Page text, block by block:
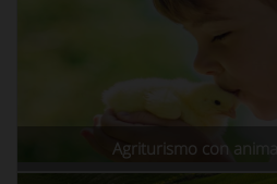
Agriturismo con